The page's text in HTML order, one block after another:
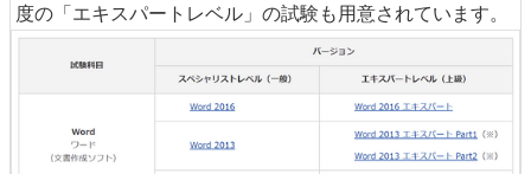
度の「エキスパートレベル」の試験も用意されています。